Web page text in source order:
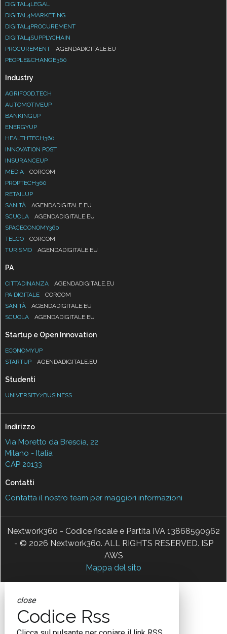
DIGITAL4LEGAL
DIGITAL4MARKETING
DIGITAL4PROCUREMENT
DIGITAL4SUPPLYCHAIN
PROCUREMENT
AGENDADIGITALE.EU
PEOPLE&CHANGE360
Industry
AGRIFOOD.TECH
AUTOMOTIVEUP
BANKINGUP
ENERGYUP
HEALTHTECH360
INNOVATION POST
INSURANCEUP
MEDIA
CORCOM
PROPTECH360
RETAILUP
SANITÀ
AGENDADIGITALE.EU
SCUOLA
AGENDADIGITALE.EU
SPACECONOMY360
TELCO
CORCOM
TURISMO
AGENDADIGITALE.EU
PA
CITTADINANZA
AGENDADIGITALE.EU
PA DIGITALE
CORCOM
SANITÀ
AGENDADIGITALE.EU
SCUOLA
AGENDADIGITALE.EU
Startup e Open Innovation
ECONOMYUP
STARTUP
AGENDADIGITALE.EU
Studenti
UNIVERSITY2BUSINESS
Indirizzo
Via Moretto da Brescia, 22
Milano - Italia
CAP 20133
Contatti
Contatta il nostro team per maggiori informazioni
Nextwork360 - Codice fiscale e Partita IVA 13868590962
- © 2026 Nextwork360. ALL RIGHTS RESERVED. ISP
AWS
Mappa del sito
close
Codice Rss